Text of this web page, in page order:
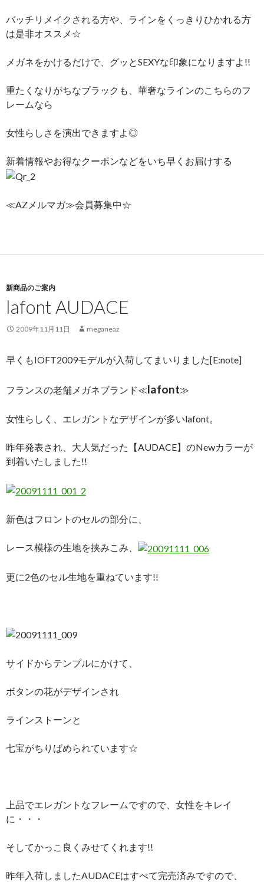
バッチリメイクされる方や、ラインをくっきりひかれる方
は是非オススメ☆
メガネをかけるだけで、グッとSEXYな印象になりますよ!!
重たくなりがちなブラックも、華奢なラインのこちらのフ
レームなら
女性らしさを演出できますよ◎
新着情報やお得なクーポンなどをいち早くお届けする
≪AZメルマガ≫会員募集中☆
新商品のご案内
lafont AUDACE
2009年11月11日 meganeaz
早くもIOFT2009モデルが入荷してまいりました[E:note]
フランスの老舗メガネブランド≪lafont≫
女性らしく、エレガントなデザインが多いlafont。
昨年発表され、大人気だった【AUDACE】のNewカラーが
到着いたしました!!
新色はフロントのセルの部分に、
レース模様の生地を挟みこみ、
更に2色のセル生地を重ねています!!
サイドからテンプルにかけて、
ボタンの花がデザインされ
ラインストーンと
七宝がちりばめられています☆
上品でエレガントなフレームですので、女性をキレイ
に・・・
そしてかっこ良くみせてくれます!!
昨年入荷しましたAUDACEはすべて完売済みですので、